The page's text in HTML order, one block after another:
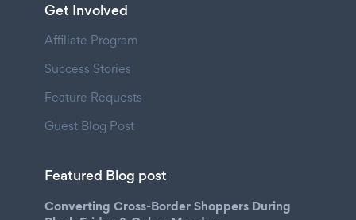
Get Involved
Affiliate Program
Success Stories
Feature Requests
Guest Blog Post
Featured Blog post
Converting Cross-Border Shoppers During